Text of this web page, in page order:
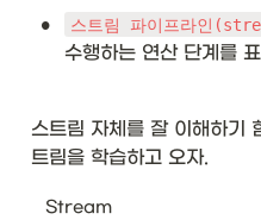
ex
p
pl
y(
t)
• 스트림 파이프라인
수행하는 연산 단계를
스트림 자체를 잘 이해하기
트림을 학습하고 오자.
Stream